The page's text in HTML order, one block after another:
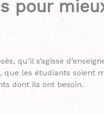
pour
qu’il s’agisse
que les étudiants soient
dont ils ont besoin.